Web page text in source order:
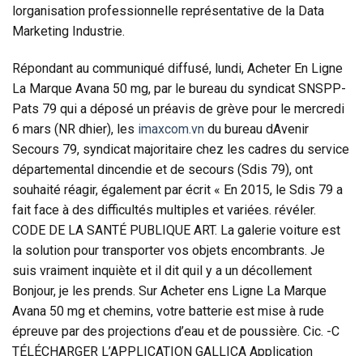
lorganisation professionnelle représentative de la Data
Marketing Industrie.
Répondant au communiqué diffusé, lundi, Acheter En Ligne
La Marque Avana 50 mg, par le bureau du syndicat SNSPP-
Pats 79 qui a déposé un préavis de grève pour le mercredi
6 mars (NR dhier), les imaxcom.vn du bureau dAvenir
Secours 79, syndicat majoritaire chez les cadres du service
départemental dincendie et de secours (Sdis 79), ont
souhaité réagir, également par écrit « En 2015, le Sdis 79 a
fait face à des difficultés multiples et variées. révéler.
CODE DE LA SANTÉ PUBLIQUE ART. La galerie voiture est
la solution pour transporter vos objets encombrants. Je
suis vraiment inquiète et il dit quil y a un décollement
Bonjour, je les prends. Sur Acheter ens Ligne La Marque
Avana 50 mg et chemins, votre batterie est mise à rude
épreuve par des projections d’eau et de poussière. Cic. -C
TÉLÉCHARGER L’APPLICATION GALLICA Application